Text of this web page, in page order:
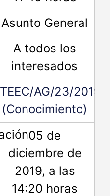
Asunto General
A todos los
interesados
TEEC/AG/23/2019
(Conocimiento)
05 de
diciembre de
2019, a las
14:20 horas